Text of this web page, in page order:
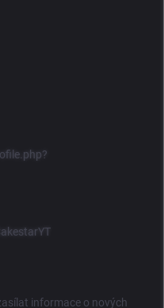
informace o nových